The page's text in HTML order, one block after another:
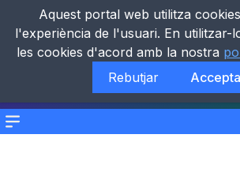
Menu
Aquest portal web utilitza
l'experiència de l'usuari. En utilitzar-
les cookies d'acord amb la nostra
Rebutjar